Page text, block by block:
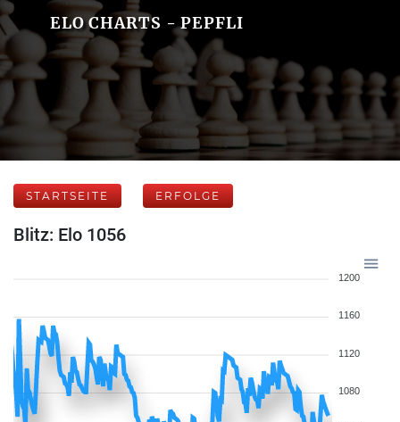
ELO CHARTS - PEPFLI
STARTSEITE ERFOLGE
Blitz: Elo 1056
1200
1160
1120
1080